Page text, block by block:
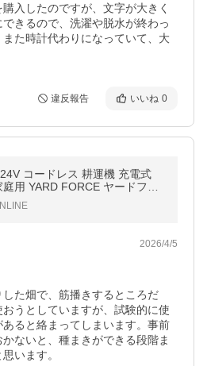
入したのですが、文字が大きく
きるので、洗濯や脱水が終わっ
た時計代わりになっていて、大
違反報告 いいね 0
コードレス 耕運機 充電式
用 YARD FORCE ヤードフォ
機 草刈機 耕耘機 家庭菜園 芝
2026/4/5
た畑で、筋播きするところだ
うとしていますが、試験的に使
ると絡まってしまいます。事前
ないと、種まきができる段階ま
います。